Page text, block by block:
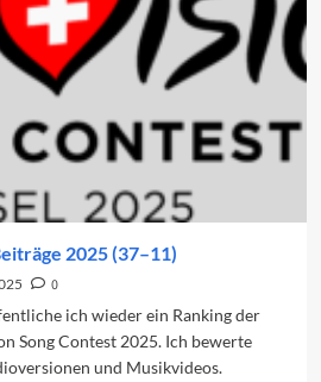
2025 (37–11)
0
ich wieder ein Ranking der
Song Contest 2025. Ich bewerte
und Musikvideos.